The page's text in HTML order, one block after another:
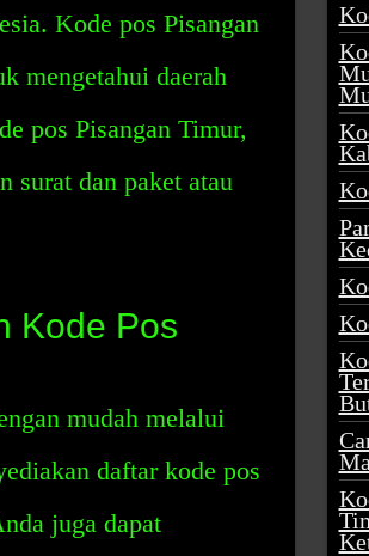
Kode pos Pisangan
mengetahui daerah
pos Pisangan Timur,
surat dan paket atau
Kode Pos
mudah melalui
daftar kode pos
juga dapat